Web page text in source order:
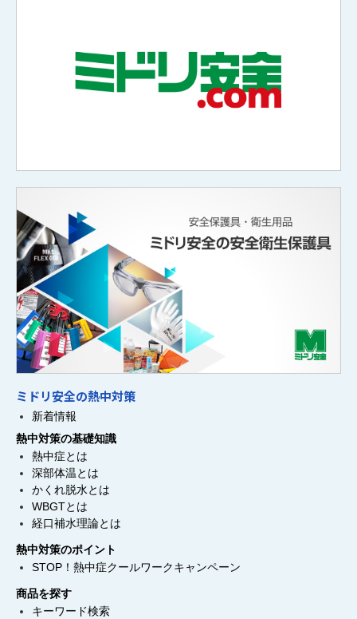
ミドリ安全の熱中対策
新着情報
熱中対策の基礎知識
熱中症とは
深部体温とは
かくれ脱水とは
WBGTとは
経口補水理論とは
熱中対策のポイント
STOP！熱中症クールワークキャンペーン
商品を探す
キーワード検索